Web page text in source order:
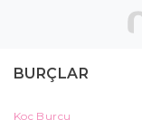
BURÇLAR
Koç Burcu